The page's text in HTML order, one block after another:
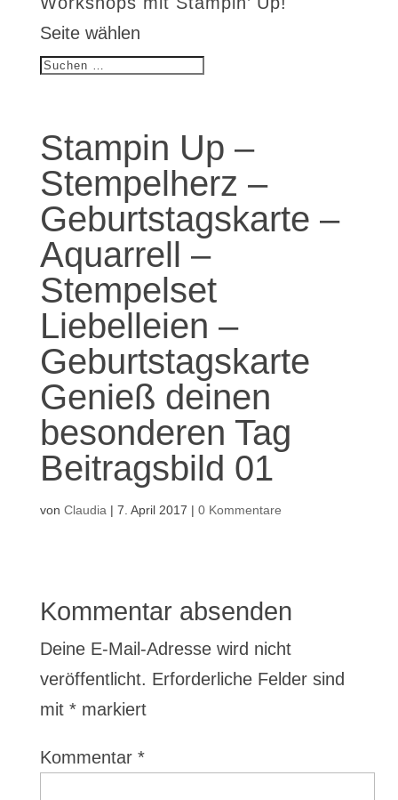
Seite wählen
Stampin Up –
Stempelherz –
Geburtstagskarte –
Aquarrell –
Stempelset
Liebelleien –
Geburtstagskarte
Genieß deinen
besonderen Tag
Beitragsbild 01
von Claudia | 7. April 2017 | 0 Kommentare
Kommentar absenden
Deine E-Mail-Adresse wird nicht
veröffentlicht. Erforderliche Felder sind
mit *markiert
Kommentar *